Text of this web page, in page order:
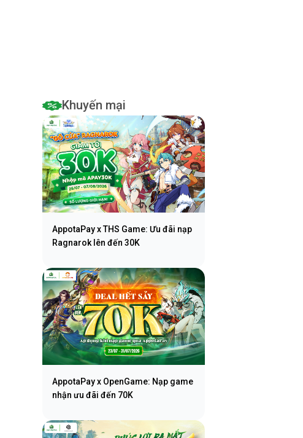
Khuyến mại
AppotaPay x THS Game: Ưu đãi nạp
Ragnarok lên đến 30K
AppotaPay x OpenGame: Nạp game
nhận ưu đãi đến 70K